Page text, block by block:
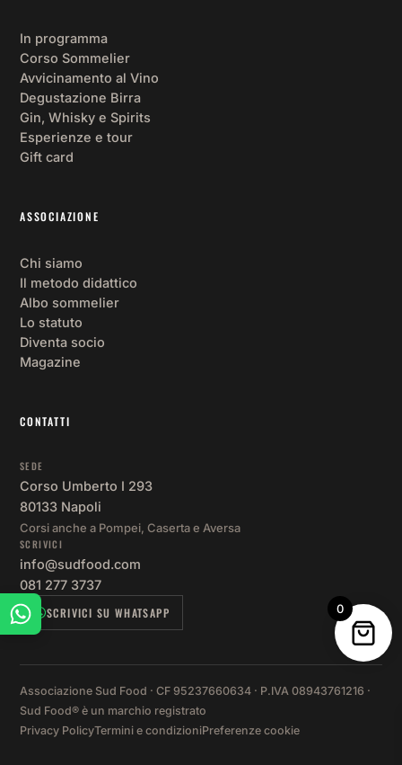
In programma
Corso Sommelier
Avvicinamento al Vino
Degustazione Birra
Gin, Whisky e Spirits
Esperienze e tour
Gift card
ASSOCIAZIONE
Chi siamo
Il metodo didattico
Albo sommelier
Lo statuto
Diventa socio
Magazine
CONTATTI
SEDE
Corso Umberto I 293
80133 Napoli
Corsi anche a Pompei, Caserta e Aversa
SCRIVICI
info@sudfood.com
081 277 3737
SCRIVICI SU WHATSAPP
Associazione Sud Food · CF 95237660634 · P.IVA 08943761216 ·
Sud Food® è un marchio registrato
Privacy PolicyTermini e condizioniPreferenze cookie
0